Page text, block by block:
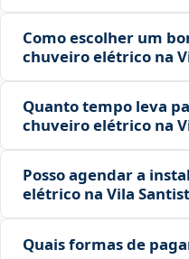
Como escolher um
chuveiro elétrico na
Quanto tempo leva
chuveiro elétrico na
Posso agendar a
elétrico na Vila
Quais formas de